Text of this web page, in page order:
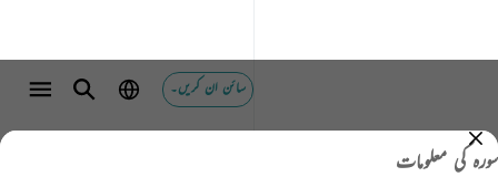
سائن ان کریں۔
سورہ کی معلومات